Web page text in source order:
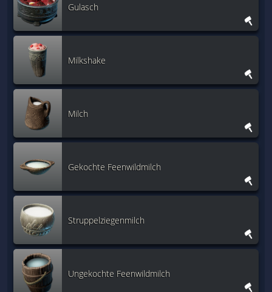
Gulasch
Milkshake
Milch
Gekochte Feenwildmilch
Struppelziegenmilch
Ungekochte Feenwildmilch